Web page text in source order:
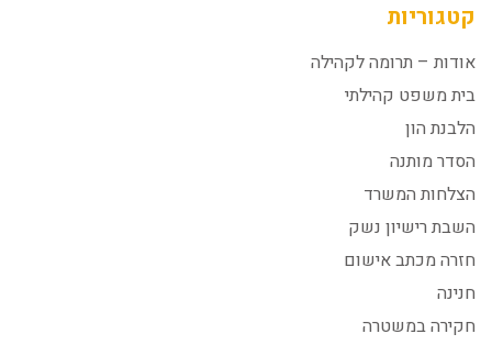
קטגוריות
אודות – תרומה לקהילה
בית משפט קהילתי
הלבנת הון
הסדר מותנה
הצלחות המשרד
השבת רישיון נשק
חזרה מכתב אישום
חנינה
חקירה במשטרה